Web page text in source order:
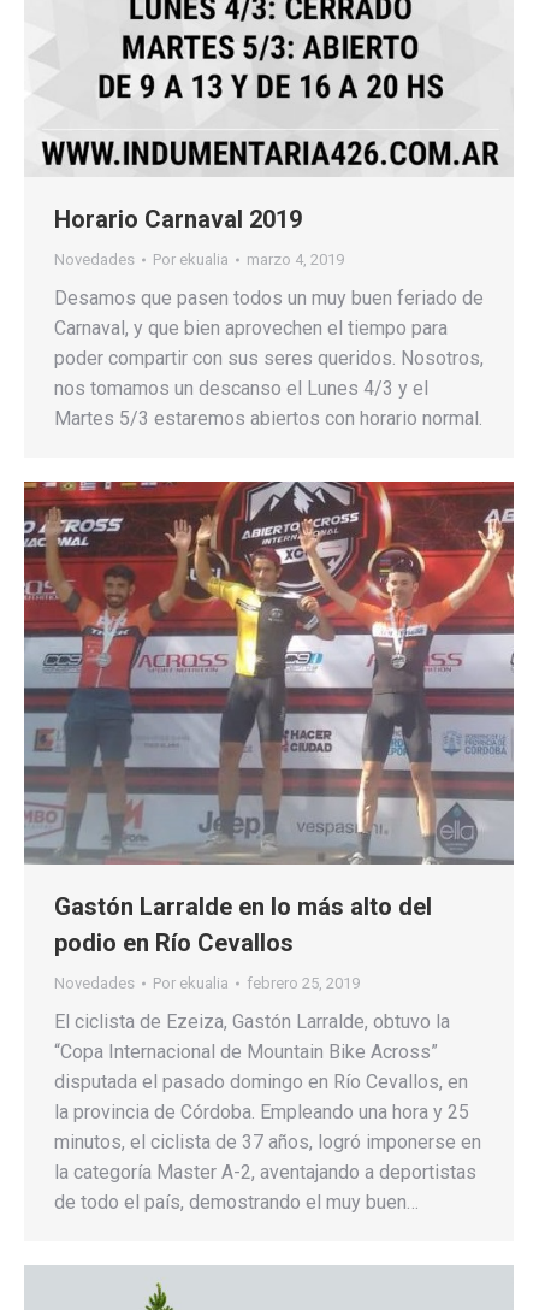
Horario Carnaval 2019
Novedades Por ekualia marzo 4, 2019
Desamos que pasen todos un muy buen feriado de
Carnaval, y que bien aprovechen el tiempo para
poder compartir con sus seres queridos. Nosotros,
nos tomamos un descanso el Lunes 4/3 y el
Martes 5/3 estaremos abiertos con horario normal.
Gastón Larralde en lo más alto del
podio en Río Cevallos
Novedades Por ekualia febrero 25, 2019
El ciclista de Ezeiza, Gastón Larralde, obtuvo la
“Copa Internacional de Mountain Bike Across”
disputada el pasado domingo en Río Cevallos, en
la provincia de Córdoba. Empleando una hora y 25
minutos, el ciclista de 37 años, logró imponerse en
la categoría Master A-2, aventajando a deportistas
de todo el país, demostrando el muy buen…